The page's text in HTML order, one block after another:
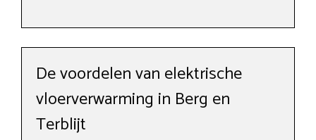
De voordelen van elektrische
vloerverwarming in Berg en
Terblijt